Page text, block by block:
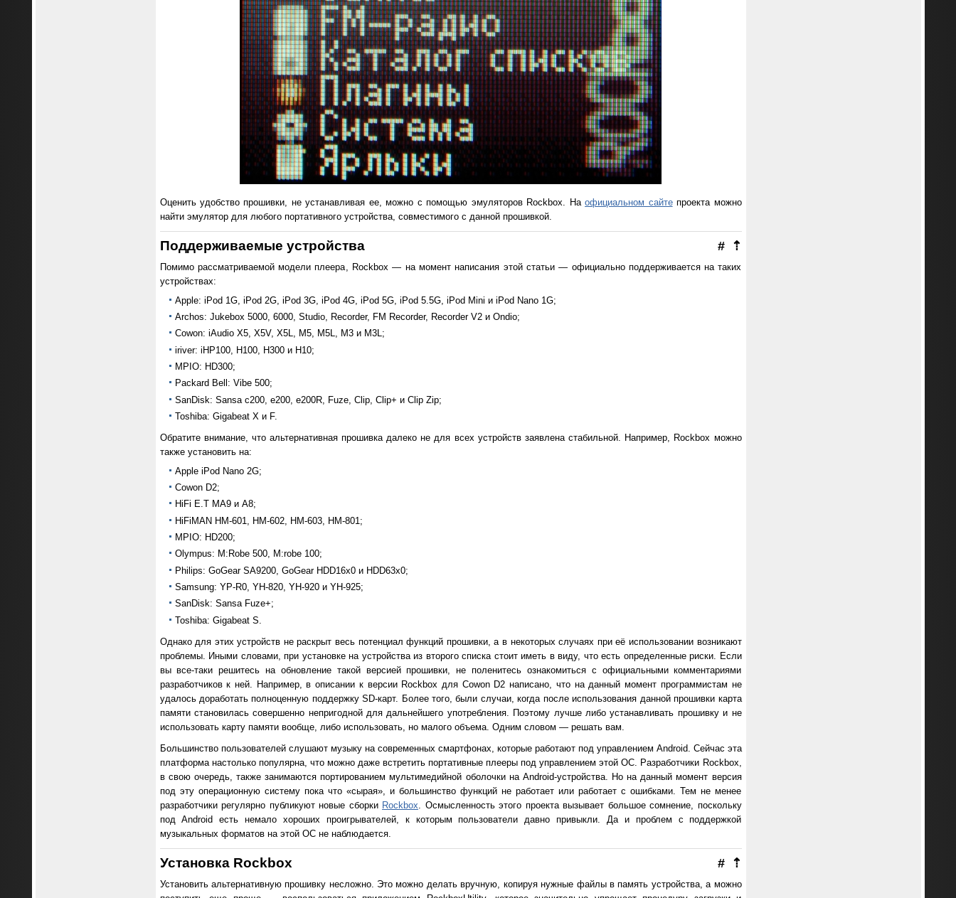
Оценить удобство прошивки, не устанавливая ее, можно с помощью эмуляторов Rockbox. Наофициальном сайтепроекта можно
найти эмулятор для любого портативного устройства, совместимого с данной прошивкой.
⇡
#
Поддерживаемые устройства
Помимо рассматриваемой модели плеера, Rockbox — на момент написания этой статьи — официально поддерживается на таких
устройствах:
Apple: iPod 1G, iPod 2G, iPod 3G, iPod 4G, iPod 5G, iPod 5.5G, iPod Mini и iPod Nano 1G;
Archos: Jukebox 5000, 6000, Studio, Recorder, FM Recorder, Recorder V2 и Ondio;
Cowon: iAudio X5, X5V, X5L, M5, M5L, M3 и M3L;
iriver: iHP100, H100, H300 и H10;
MPIO: HD300;
Packard Bell: Vibe 500;
SanDisk: Sansa c200, e200, e200R, Fuze, Clip, Clip+ и Clip Zip;
Toshiba: Gigabeat X и F.
Обратите внимание, что альтернативная прошивка далеко не для всех устройств заявлена стабильной. Например, Rockbox можно
также установить на:
Apple iPod Nano 2G;
Cowon D2;
HiFi E.T MA9 и A8;
HiFiMAN HM-601, HM-602, HM-603, HM-801;
MPIO: HD200;
Olympus: M:Robe 500, M:robe 100;
Philips: GoGear SA9200, GoGear HDD16x0 и HDD63x0;
Samsung: YP-R0, YH-820, YH-920 и YH-925;
SanDisk: Sansa Fuze+;
Toshiba: Gigabeat S.
Однако для этих устройств не раскрыт весь потенциал функций прошивки, а в некоторых случаях при её использовании возникают
проблемы. Иными словами, при установке на устройства из второго списка стоит иметь в виду, что есть определенные риски. Если
вы все-таки решитесь на обновление такой версией прошивки, не поленитесь ознакомиться с официальными комментариями
разработчиков к ней. Например, в описании к версии Rockbox для Cowon D2 написано, что на данный момент программистам не
удалось доработать полноценную поддержку SD-карт. Более того, были случаи, когда после использования данной прошивки карта
памяти становилась совершенно непригодной для дальнейшего употребления. Поэтому лучше либо устанавливать прошивку и не
использовать карту памяти вообще, либо использовать, но малого объема. Одним словом — решать вам.
Большинство пользователей слушают музыку на современных смартфонах, которые работают под управлением Android. Сейчас эта
платформа настолько популярна, что можно даже встретить портативные плееры под управлением этой ОС. Разработчики Rockbox,
в свою очередь, также занимаются портированием мультимедийной оболочки на Android-устройства. Но на данный момент версия
под эту операционную систему пока что «сырая», и большинство функций не работает или работает с ошибками. Тем не менее
разработчики регулярно публикуют новые сборки Rockbox . Осмысленность этого проекта вызывает большое сомнение, поскольку
под Android есть немало хороших проигрывателей, к которым пользователи давно привыкли. Да и проблем с поддержкой
музыкальных форматов на этой ОС не наблюдается.
⇡
#
Установка Rockbox
Установить альтернативную прошивку несложно. Это можно делать вручную, копируя нужные файлы в память устройства, а можно